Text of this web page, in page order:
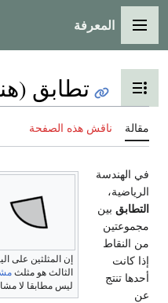
القائمة الرئيسية
المعرفة
تبديل عرض جدول
تطابق
مقالة ناقش هذه الصفحة
إن المثلثين على
الثالث هو مثلث
ليس مطابقا لا
في الهندسة
الرياضية،
التطابق بين
مجموعتين
من النقاط
إذا كانت
أحدها تنتج
عن